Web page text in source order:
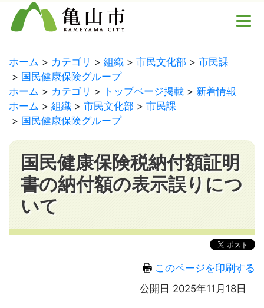
ホーム カテゴリ 組織 市民文化部
市民課
国民健康保険グループ
ホーム
カテゴリ トップページ掲載
新着情報
ホーム
組織 市民文化部
市民課
国民健康保険グループ
国民健康保険税納付額証明
書の納付額の表示誤りにつ
いて
このページを印刷する
公開日 2025年11月18日